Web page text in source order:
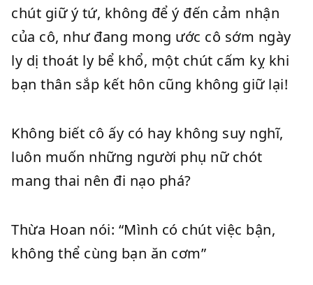
chút giữ ý tứ, không để ý đến cảm nhận
của cô, như đang mong ước cô sớm ngày
ly dị thoát ly bể khổ, một chút cấm kỵ khi
bạn thân sắp kết hôn cũng không giữ lại!
Không biết cô ấy có hay không suy nghĩ,
luôn muốn những người phụ nữ chót
mang thai nên đi nạo phá?
Thừa Hoan nói: “Mình có chút việc bận,
không thể cùng bạn ăn cơm”